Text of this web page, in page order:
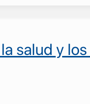
salud y